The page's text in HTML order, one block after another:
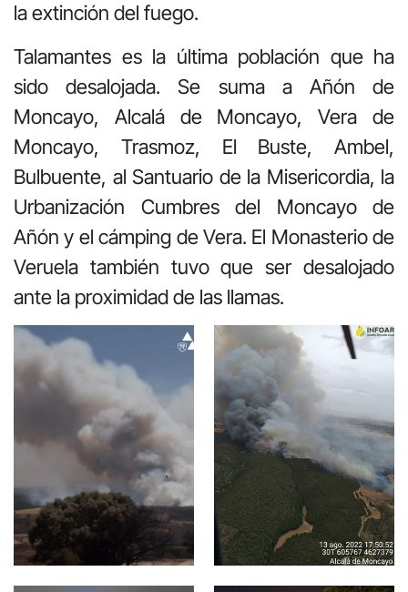
la extinción del fuego.
Talamantes es la última población que ha
sido desalojada. Se suma a Añón de
Moncayo, Alcalá de Moncayo, Vera de
Moncayo, Trasmoz, El Buste, Ambel,
Bulbuente, al Santuario de la Misericordia, la
Urbanización Cumbres del Moncayo de
Añón y el cámping de Vera. El Monasterio de
Veruela también tuvo que ser desalojado
ante la proximidad de las llamas.